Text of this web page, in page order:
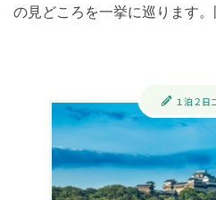
の見どころを一挙に巡ります。​
１泊２日